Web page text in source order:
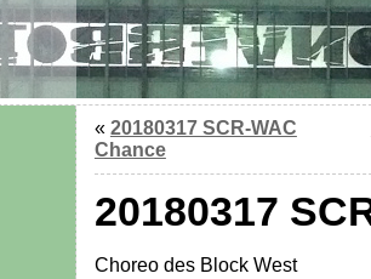
« 20180317 SCR-WAC
Chance
20180317
Choreo des Block West